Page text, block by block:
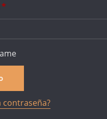
*
contraseña?